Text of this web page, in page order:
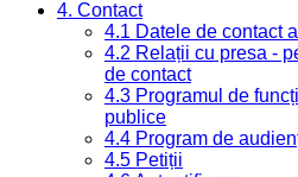
4. Contact
4.1 Datele de contact
4.2 Relații cu presa -
de contact
4.3 Programul de
publice
4.4 Program de
4.5 Petiții